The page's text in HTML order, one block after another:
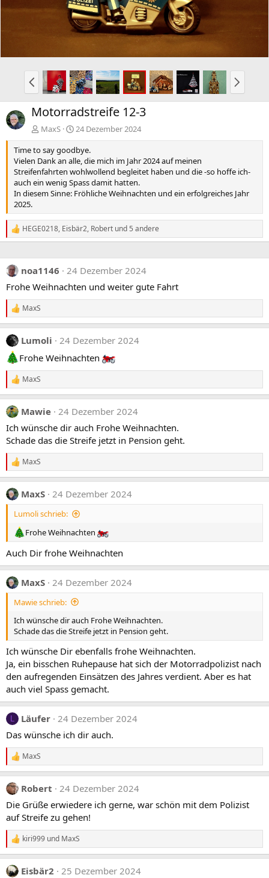
r
V
o
r
h
e
r
i
g
e
N
ä
c
t
Motorradstreife 12-3
MaxS
24 Dezember 2024
Time to say goodbye.
Vielen Dank an alle, die mich im Jahr 2024 auf meinen
Streifenfahrten wohlwollend begleitet haben und die -so hoffe ich-
auch ein wenig Spass damit hatten.
In diesem Sinne: Fröhliche Weihnachten und ein erfolgreiches Jahr
2025.
R
e
k
t
o
n
e
n
:
HEGE0218, Eisbär2, Robert und 5 andere
noa1146
24 Dezember 2024
Frohe Weihnachten und weiter gute Fahrt
R
e
a
k
t
i
o
n
e
n
:
MaxS
Lumoli
24 Dezember 2024
Frohe Weihnachten
R
e
a
k
i
o
n
e
n
:
MaxS
Mawie 24 Dezember 2024
Ich wünsche dir auch Frohe Weihnachten.
Schade das die Streife jetzt in Pension geht.
R
e
a
k
t
e
n
MaxS
MaxS 24 Dezember 2024
Lumoli schrieb:
Frohe Weihnachten
Auch Dir frohe Weihnachten
MaxS 24 Dezember 2024
Mawie schrieb:
Ich wünsche dir auch Frohe Weihnachten.
Schade das die Streife jetzt in Pension geht.
Ich wünsche Dir ebenfalls frohe Weihnachten.
Ja, ein bisschen Ruhepause hat sich der Motorradpolizist nach
den aufregenden Einsätzen des Jahres verdient. Aber es hat
auch viel Spass gemacht.
L Läufer 24 Dezember 2024
Das wünsche ich dir auch.
R
e
a
k
i
o
n
e
n
:
MaxS
Robert
24 Dezember 2024
Die Grüße erwiedere ich gerne, war schön mit dem Polizist
auf Streife zu gehen!
R
e
a
k
kiri999 und MaxS
Eisbär2
25 Dezember 2024